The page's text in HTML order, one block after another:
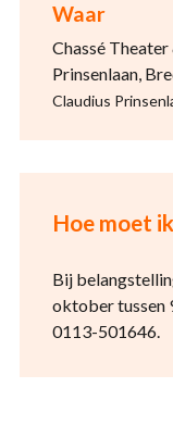
Waar
Chassé
Prinsenlaan,
Claudius
Hoe moet
Bij
oktober tussen
0113-501646.